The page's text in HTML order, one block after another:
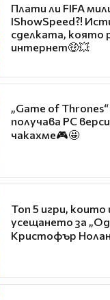
Плати ли FIFA
IShowSpeed?!
сделката, която
интернет🤑💥
„Game of
получава PC
чакахме🎮🤩
Топ 5 игри,
усещането за
Кристофър